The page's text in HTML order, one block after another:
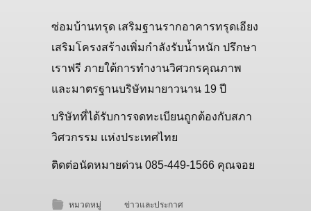
ซ่อมบ้านทรุด เสริมฐานรากอาคารทรุดเอียง
เสริมโครงสร้างเพิ่มกำลังรับน้ำหนัก ปรึกษา
เราฟรี ภายใต้การทำงานวิศวกรคุณภาพ
และมาตรฐานบริษัทมายาวนาน 19 ปี
บริษัทที่ได้รับการจดทะเบียนถูกต้องกับสภา
วิศวกรรม แห่งประเทศไทย
ติดต่อนัดหมายด่วน 085-449-1566 คุณจอย
หมวดหมู่ ข่าวและประกาศ